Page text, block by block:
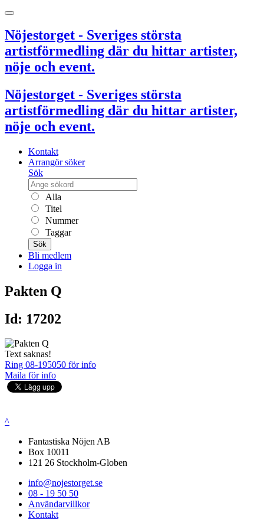
Nöjestorget - Sveriges största
artistförmedling där du hittar artister,
nöje och event.
Nöjestorget - Sveriges största
artistförmedling där du hittar artister,
nöje och event.
Kontakt
Arrangör söker
Sök
Alla
Titel
Nummer
Taggar
Sök
Bli medlem
Logga in
Pakten Q
Id: 17202
Text saknas!
Ring 08-195050 för info
Maila för info
^
Fantastiska Nöjen AB
Box 10011
121 26 Stockholm-Globen
info@nojestorget.se
08 - 19 50 50
Användarvillkor
Kontakt